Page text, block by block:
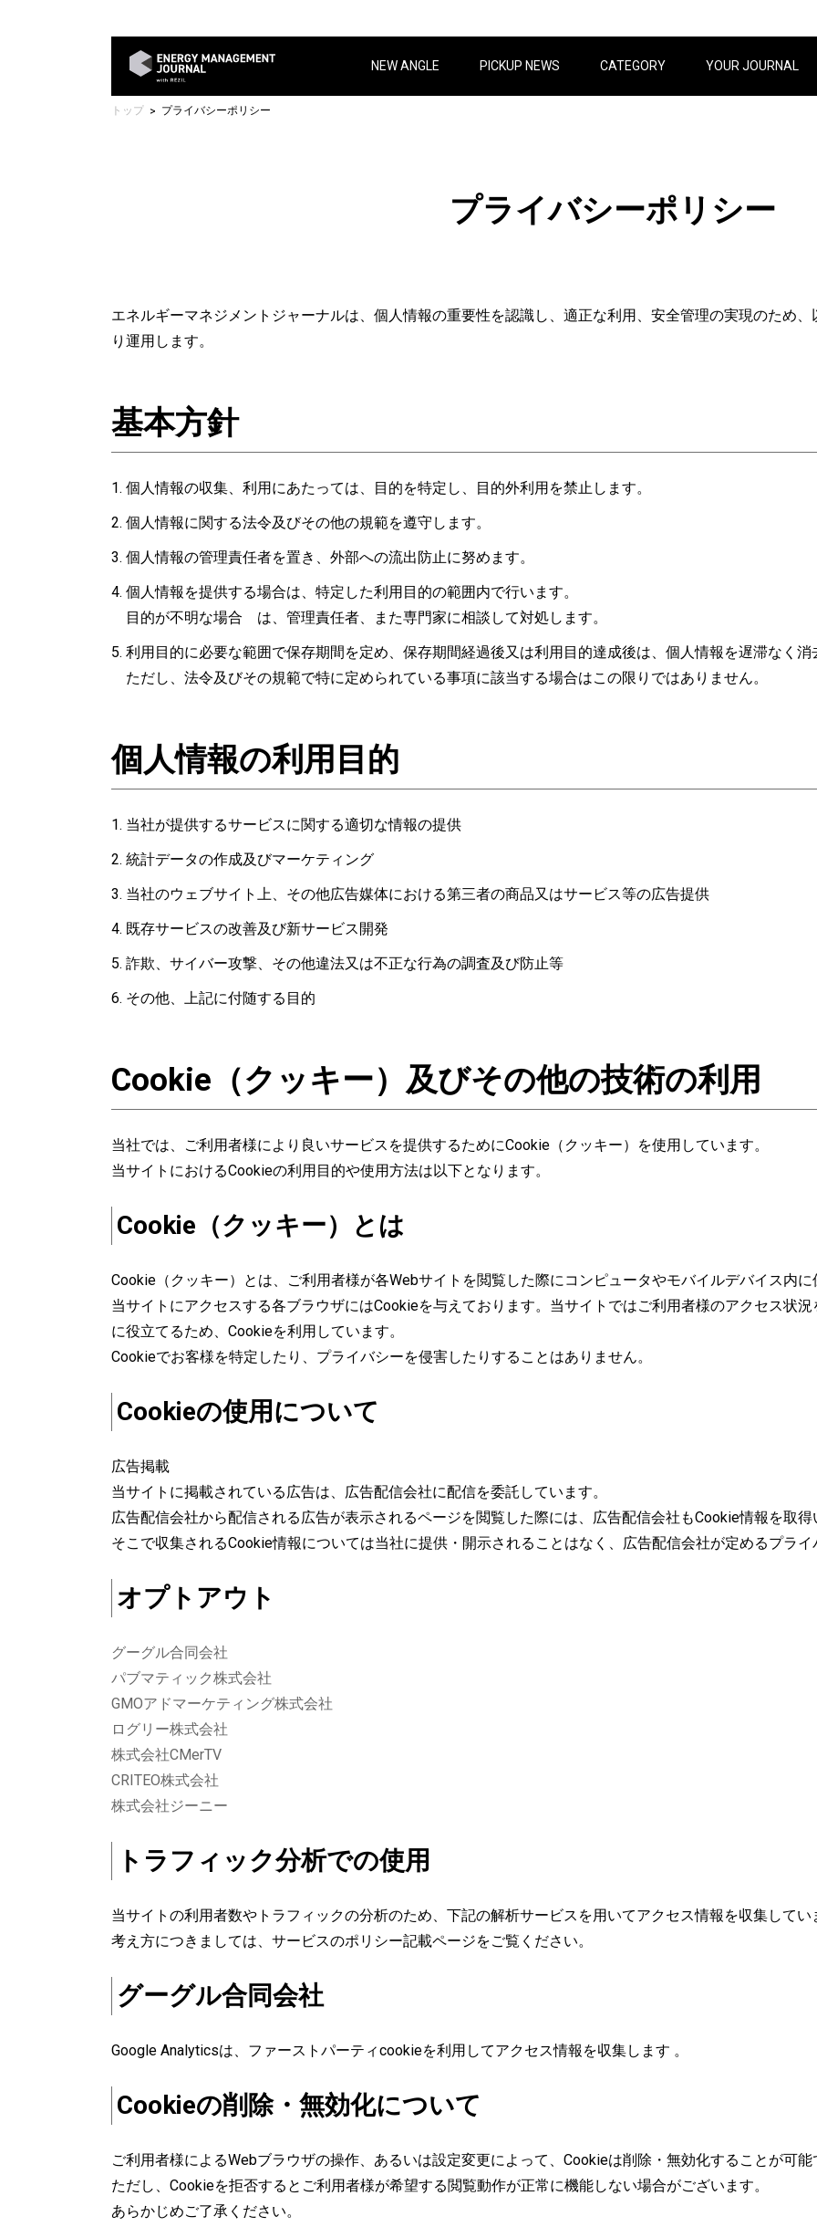
NEW ANGLE PICKUP NEWS CATEGORY YOUR JOURNAL
トップ プライバシーポリシー
プライバシーポリシー
エネルギーマネジメントジャーナルは、個人情報の重要性を認識し、適正な利用、安全管理の実現のため
り運用します。
基本方針
個人情報の収集、利用にあたっては、目的を特定し、目的外利用を禁止します。
個人情報に関する法令及びその他の規範を遵守します。
個人情報の管理責任者を置き、外部への流出防止に努めます。
個人情報を提供する場合は、特定した利用目的の範囲内で行います。
目的が不明な場合 は、管理責任者、また専門家に相談して対処します。
利用目的に必要な範囲で保存期間を定め、保存期間経過後又は利用目的達成後は、個人情報を遅滞なく消
ただし、法令及びその規範で特に定められている事項に該当する場合はこの限りではありません。
個人情報の利用目的
当社が提供するサービスに関する適切な情報の提供
統計データの作成及びマーケティング
当社のウェブサイト上、その他広告媒体における第三者の商品又はサービス等の広告提供
既存サービスの改善及び新サービス開発
詐欺、サイバー攻撃、その他違法又は不正な行為の調査及び防止等
その他、上記に付随する目的
Cookie（クッキー）及びその他の技術の利用
当社では、ご利用者様により良いサービスを提供するためにCookie（クッキー）を使用しています。
当サイトにおけるCookieの利用目的や使用方法は以下となります。
Cookie（クッキー）とは
Cookie（クッキー）とは、ご利用者様が各Webサイトを閲覧した際にコンピュータやモバイルデバイス内に
当サイトにアクセスする各ブラウザにはCookieを与えております。当サイトではご利用者様のアクセス状
に役立てるため、Cookieを利用しています。
Cookieでお客様を特定したり、プライバシーを侵害したりすることはありません。
Cookieの使用について
広告掲載
当サイトに掲載されている広告は、広告配信会社に配信を委託しています。
広告配信会社から配信される広告が表示されるページを閲覧した際には、広告配信会社もCookie情報を取得
そこで収集されるCookie情報については当社に提供・開示されることはなく、広告配信会社が定めるプライ
オプトアウト
グーグル合同会社
パブマティック株式会社
GMOアドマーケティング株式会社
ログリー株式会社
株式会社CMerTV
CRITEO株式会社
株式会社ジーニー
トラフィック分析での使用
当サイトの利用者数やトラフィックの分析のため、下記の解析サービスを用いてアクセス情報を収集して
考え方につきましては、サービスのポリシー記載ページをご覧ください。
グーグル合同会社
Google Analyticsは、ファーストパーティcookieを利用してアクセス情報を収集します 。
Cookieの削除・無効化について
ご利用者様によるWebブラウザの操作、あるいは設定変更によって、Cookieは削除・無効化することが可能
ただし、Cookieを拒否するとご利用者様が希望する閲覧動作が正常に機能しない場合がございます。
あらかじめご了承ください。